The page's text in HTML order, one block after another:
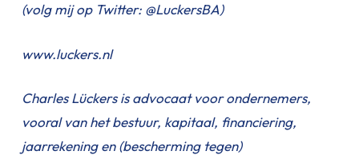
(volg mij op Twitter: @LuckersBA)
www.luckers.nl
Charles Lückers is advocaat voor ondernemers,
vooral van het bestuur, kapitaal, financiering,
jaarrekening en (bescherming tegen)